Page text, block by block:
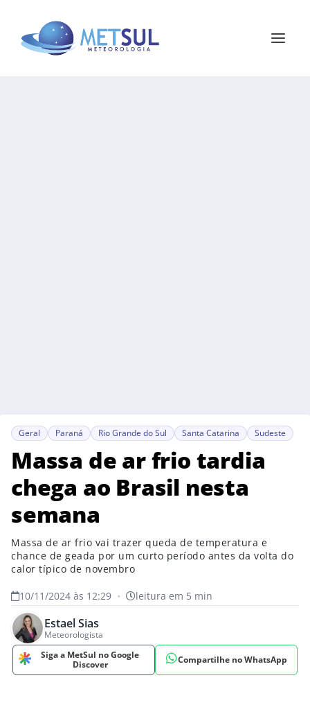
Geral Paraná Rio Grande do Sul Santa Catarina Sudeste
Massa de ar frio tardia
chega ao Brasil nesta
semana
Massa de ar frio vai trazer queda de temperatura e
chance de geada por um curto período antes da volta do
calor típico de novembro
10/11/2024 às 12:29 • leitura em 5 min
Estael Sias
Meteorologista
Siga a MetSul no Google
Discover
Compartilhe no WhatsApp